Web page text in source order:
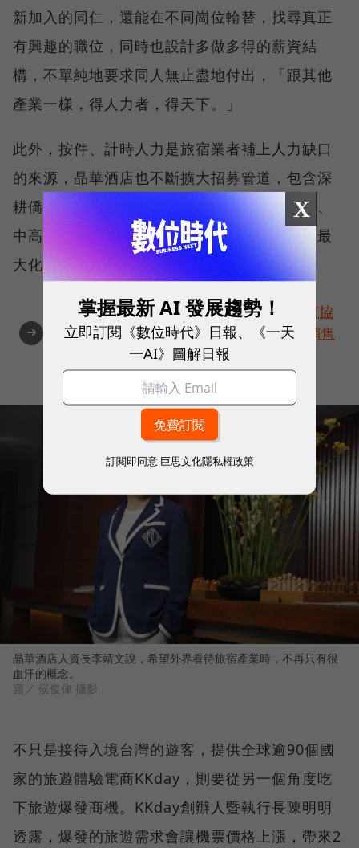
新加入的同仁，還能在不同崗位輪替，找尋真正
有興趣的職位，同時也設計多做多得的薪資結
構，不單純地要求同人無止盡地付出，「跟其他
產業一樣，得人力者，得天下。」
此外，按件、計時人力是旅宿業者補上人力缺口
的來源，晶華酒店也不斷擴大招募管道，包含深
耕僑生及外籍生的實習，並劃分青年、青壯年、
中高齡和高齡勞動力，給予不同的配合方案，最
大化補齊人力缺口的可能性。
➜
商機培育 x 高效報價 x 銷售預測💥AI 如何協
助主管提升團隊戰力？免費下載 AI 驅動銷售
晶華酒店人資長李靖文說，希望外界看待旅宿產業時，不再只有很
血汗的概念。
圖／ 侯俊偉 攝影
不只是接待入境台灣的遊客，提供全球逾90個國
家的旅遊體驗電商KKday，則要從另一個角度吃
下旅遊爆發商機。KKday創辦人暨執行長陳明明
透露，爆發的旅遊需求會讓機票價格上漲，帶來2
X
掌握最新 AI 發展趨勢！
立即訂閱《數位時代》日報、《一天
一AI》圖解日報
訂閱即同意 巨思文化隱私權政策